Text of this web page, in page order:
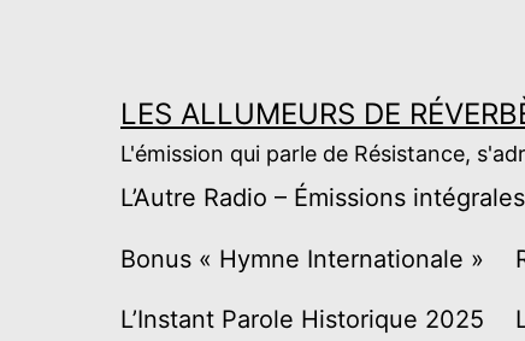
LES ALLUMEURS DE
L'émission qui parle de Résistance,
L’Autre Radio – Émissions intégrales
Bonus « Hymne Internationale »
L’Instant Parole Historique 2025